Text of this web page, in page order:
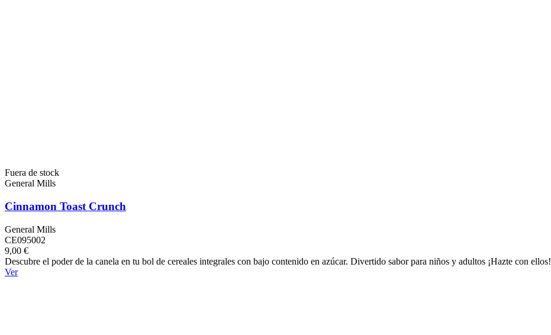
Fuera de stock
General Mills
Cinnamon Toast Crunch
General Mills
CE095002
9,00 €
Descubre el poder de la canela en tu bol de cereales integrales con bajo contenido en azúcar. Divertido sabor para niños y adultos ¡Hazte con ellos!
Ver